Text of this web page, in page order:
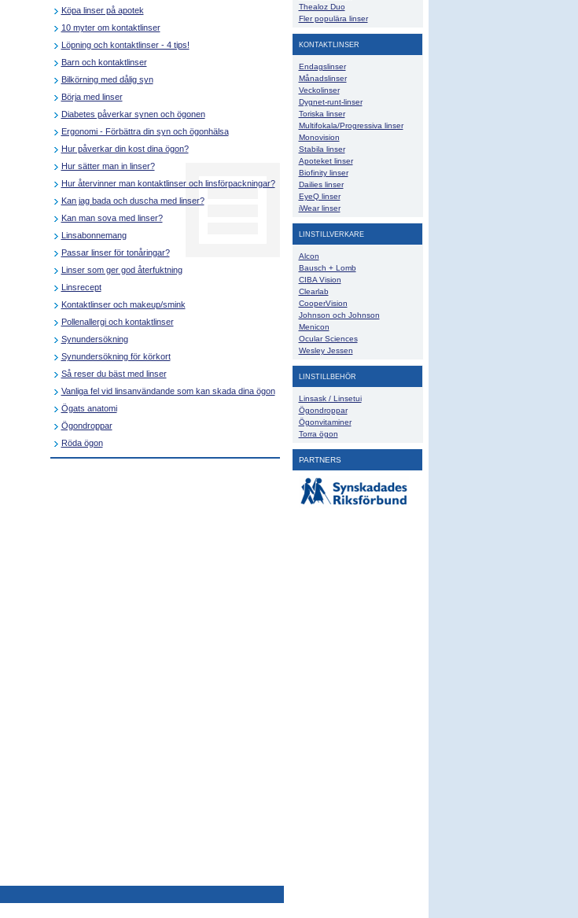
Köpa linser på apotek
10 myter om kontaktlinser
Löpning och kontaktlinser - 4 tips!
Barn och kontaktlinser
Bilkörning med dålig syn
Börja med linser
Diabetes påverkar synen och ögonen
Ergonomi - Förbättra din syn och ögonhälsa
Hur påverkar din kost dina ögon?
Hur sätter man in linser?
Hur återvinner man kontaktlinser och linsförpackningar?
Kan jag bada och duscha med linser?
Kan man sova med linser?
Linsabonnemang
Passar linser för tonåringar?
Linser som ger god återfuktning
Linsrecept
Kontaktlinser och makeup/smink
Pollenallergi och kontaktlinser
Synundersökning
Synundersökning för körkort
Så reser du bäst med linser
Vanliga fel vid linsanvändande som kan skada dina ögon
Ögats anatomi
Ögondroppar
Röda ögon
Thealoz Duo
Fler populära linser
KONTAKTLINSER
Endagslinser
Månadslinser
Veckolinser
Dygnet-runt-linser
Toriska linser
Multifokala/Progressiva linser
Monovision
Stabila linser
Apoteket linser
Biofinity linser
Dailies linser
EyeQ linser
iWear linser
LINSTILLVERKARE
Alcon
Bausch + Lomb
CIBA Vision
Clearlab
CooperVision
Johnson och Johnson
Menicon
Ocular Sciences
Wesley Jessen
LINSTILLBEHÖR
Linsask / Linsetui
Ögondroppar
Ögonvitaminer
Torra ögon
PARTNERS